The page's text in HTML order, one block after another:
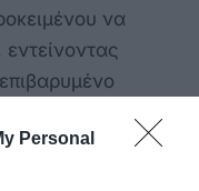
Personal
να
των ανωτέρω